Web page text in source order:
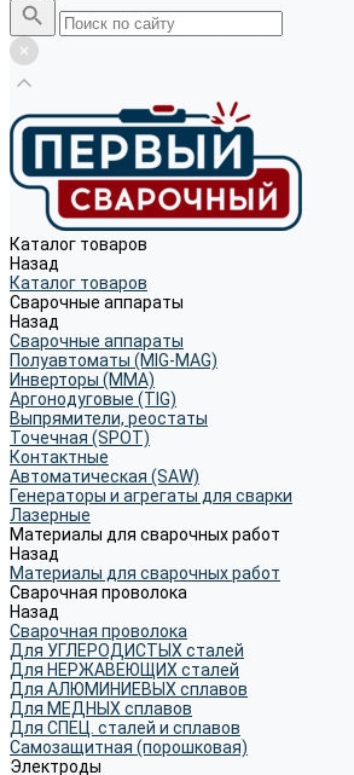
Каталог товаров
Назад
Каталог товаров
Сварочные аппараты
Назад
Сварочные аппараты
Полуавтоматы (MIG-MAG)
Инверторы (MMA)
Аргонодуговые (TIG)
Выпрямители, реостаты
Точечная (SPOT)
Контактные
Автоматическая (SAW)
Генераторы и агрегаты для сварки
Лазерные
Материалы для сварочных работ
Назад
Материалы для сварочных работ
Сварочная проволока
Назад
Сварочная проволока
Для УГЛЕРОДИСТЫХ сталей
Для НЕРЖАВЕЮЩИХ сталей
Для АЛЮМИНИЕВЫХ сплавов
Для МЕДНЫХ сплавов
Для СПЕЦ. сталей и сплавов
Самозащитная (порошковая)
Электроды